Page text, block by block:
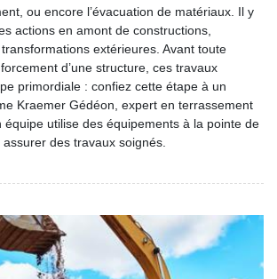
ou encore l’évacuation de matériaux. Il y
actions en amont de constructions,
extérieures. Avant toute
d’une structure, ces travaux
primordiale : confiez cette étape à un
Kraemer Gédéon, expert en terrassement
équipe utilise des équipements à la pointe de
des travaux soignés.